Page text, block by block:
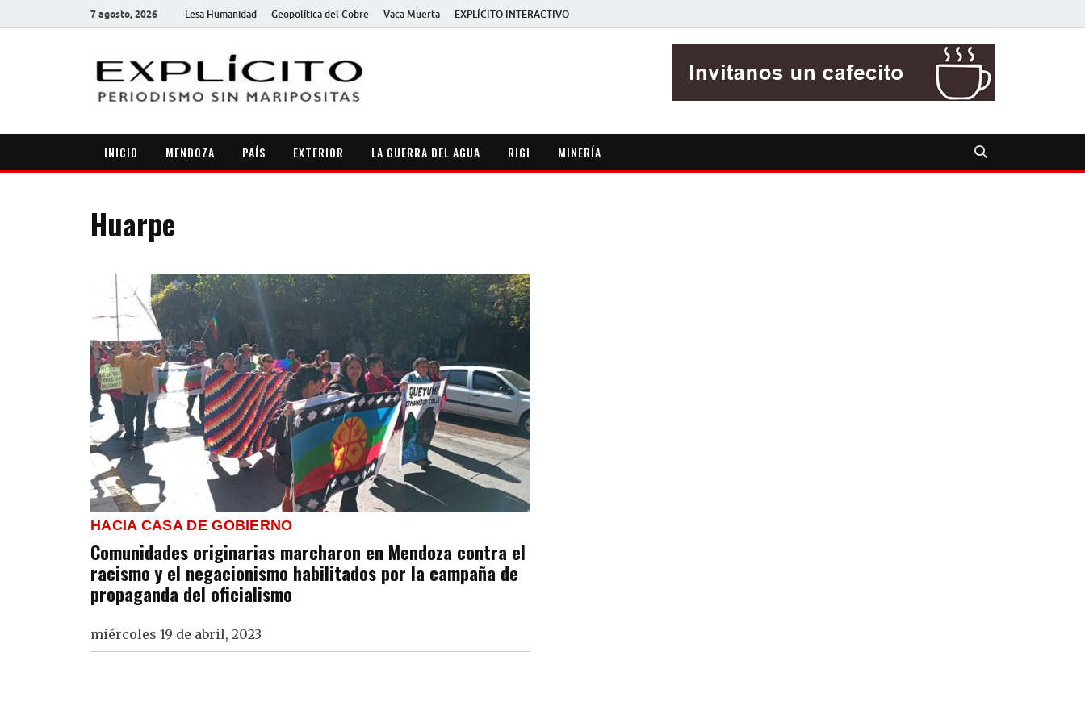
7 agosto, 2026 Lesa Humanidad Geopolítica del Cobre Vaca Muerta EXPLÍCITO INTERACTIVO
INICIO MENDOZA PAÍS EXTERIOR LA GUERRA DEL AGUA RIGI MINERÍA
Huarpe
HACIA CASA DE GOBIERNO
Comunidades originarias marcharon en Mendoza contra el
racismo y el negacionismo habilitados por la campaña de
propaganda del oficialismo
miércoles 19 de abril, 2023